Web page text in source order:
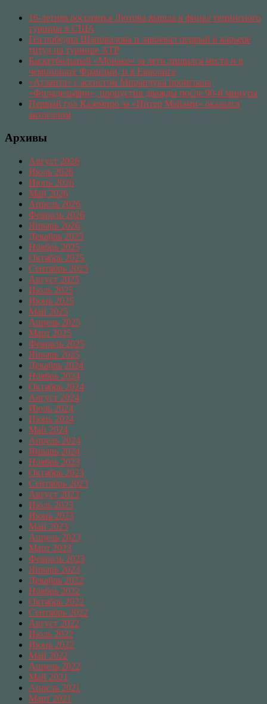
16-летняя россиянка Лютова вышла в финал теннисного
турнира в США
Геа победил Шаповалова и завоевал первый в карьере
титул на турнире АТР
Баскетбольный «Монако» за лето лишился места и в
чемпионате Франции, и в Евролиге
«Атланта» с ассистом Миранчука проиграла
«Филадельфии», пропустив дважды после 90-й минуты
Первый гол Каземиро за «Интер Майами» оказался
автоголом
Архивы
Август 2026
Июль 2026
Июнь 2026
Май 2026
Апрель 2026
Февраль 2026
Январь 2026
Декабрь 2025
Ноябрь 2025
Октябрь 2025
Сентябрь 2025
Август 2025
Июль 2025
Июнь 2025
Май 2025
Апрель 2025
Март 2025
Февраль 2025
Январь 2025
Декабрь 2024
Ноябрь 2024
Октябрь 2024
Август 2024
Июль 2024
Июнь 2024
Май 2024
Апрель 2024
Январь 2024
Ноябрь 2023
Октябрь 2023
Сентябрь 2023
Август 2023
Июль 2023
Июнь 2023
Май 2023
Апрель 2023
Март 2023
Февраль 2023
Январь 2023
Декабрь 2022
Ноябрь 2022
Октябрь 2022
Сентябрь 2022
Август 2022
Июль 2022
Июнь 2022
Май 2022
Апрель 2022
Май 2021
Апрель 2021
Март 2021